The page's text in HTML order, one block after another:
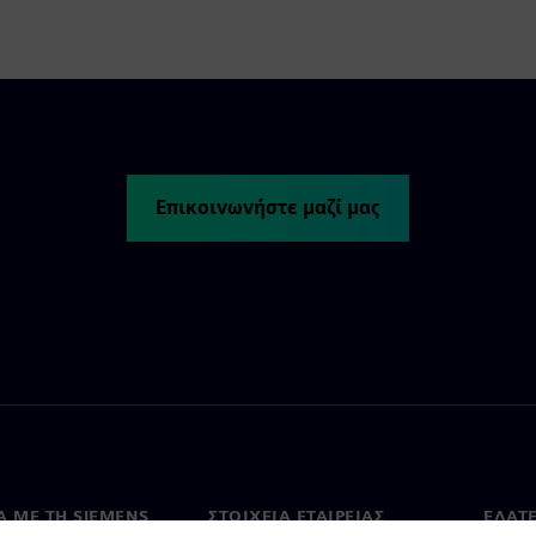
Επικοινωνήστε μαζί μας
ΜΕ ΤΗ SIEMENS ΣΤΟΙΧΕΊΑ ΕΤΑΙΡΕΊΑΣ